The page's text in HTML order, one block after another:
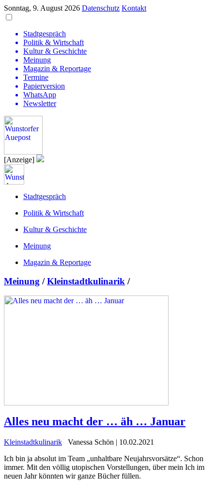
Sonntag, 9. August 2026 Datenschutz Kontakt
Stadtgespräch
Politik & Wirtschaft
Kultur & Geschichte
Meinung
Magazin & Reportage
Termine
Papierversion
WhatsApp
Newsletter
[Anzeige]
Stadtgespräch
Politik & Wirtschaft
Kultur & Geschichte
Meinung
Magazin & Reportage
Meinung /Kleinstadtkulinarik /
Alles neu macht der … äh … Januar
Kleinstadtkulinarik
Vanessa Schön | 10.02.2021
Ich bin ja absolut im Team „unhaltbare Neujahrsvorsätze“. Schon
immer. Mit den völlig utopischen Vorstellungen, über mein Ich im
neuen Jahr könnten wir ganze Bücher füllen.